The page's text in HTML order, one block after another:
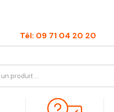
Tél: 09 71 04 20 20